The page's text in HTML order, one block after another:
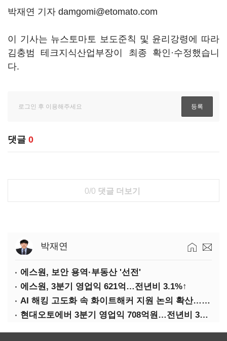
박재연 기자 damgomi@etomato.com
이 기사는 뉴스토마토 보도준칙 및 윤리강령에 따라
김충범 테크지식산업부장이 최종 확인·수정했습니
다.
댓글 0
0/0 댓글 더보기
박재연
에스원, 보안 용역·부동산 '선전'
에스원, 3분기 영업익 621억…전년비 3.1%↑
AI 해킹 고도화 속 화이트해커 지원 논의 확산…'버그바운티' 재조명
현대오토에버 3분기 영업익 708억원…전년비 34.8%↑